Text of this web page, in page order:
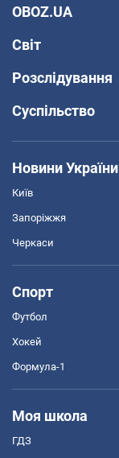
OBOZ.UA
Світ
Розслідування
Суспільство
Новини України
Київ
Запоріжжя
Черкаси
Спорт
Футбол
Хокей
Формула-1
Моя школа
ГДЗ